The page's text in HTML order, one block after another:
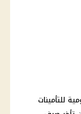
للتأمينات